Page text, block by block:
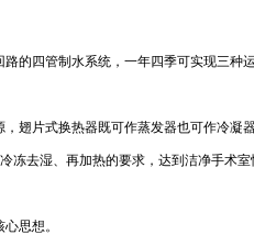
的四管制水系统，一年四季可实现三
翅片式换热器既可作蒸发器也可作冷凝
去湿、再加热的要求，达到洁净手术室
思想。